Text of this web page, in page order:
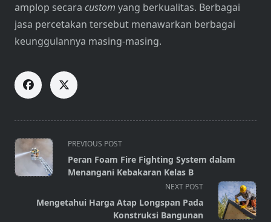
amplop secara custom yang berkualitas. Berbagai
jasa percetakan tersebut menawarkan berbagai
keunggulannya masing-masing.
<span
class="nav-
subtitle
reader-
PREVIOUS POST
Peran Foam Fire Fighting System dalam
Menangani Kebakaran Kelas B
NEXT POST
Mengetahui Harga Atap Longspan Pada
Konstruksi Bangunan